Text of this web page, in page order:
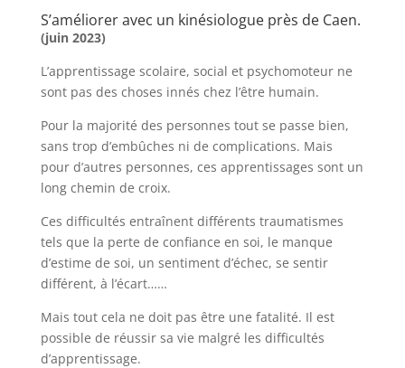
S’améliorer avec un kinésiologue près de Caen.
(juin 2023)
L’apprentissage scolaire, social et psychomoteur ne
sont pas des choses innés chez l’être humain.
Pour la majorité des personnes tout se passe bien,
sans trop d’embûches ni de complications. Mais
pour d’autres personnes, ces apprentissages sont un
long chemin de croix.
Ces difficultés entraînent différents traumatismes
tels que la perte de confiance en soi, le manque
d’estime de soi, un sentiment d’échec, se sentir
différent, à l’écart……
Mais tout cela ne doit pas être une fatalité. Il est
possible de réussir sa vie malgré les difficultés
d’apprentissage.